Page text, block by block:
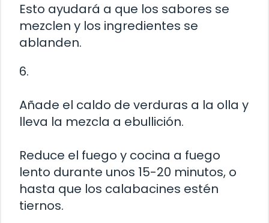
Esto ayudará a que los sabores se
mezclen y los ingredientes se
ablanden.
6.
Añade el caldo de verduras a la olla y
lleva la mezcla a ebullición.
Reduce el fuego y cocina a fuego
lento durante unos 15-20 minutos, o
hasta que los calabacines estén
tiernos.